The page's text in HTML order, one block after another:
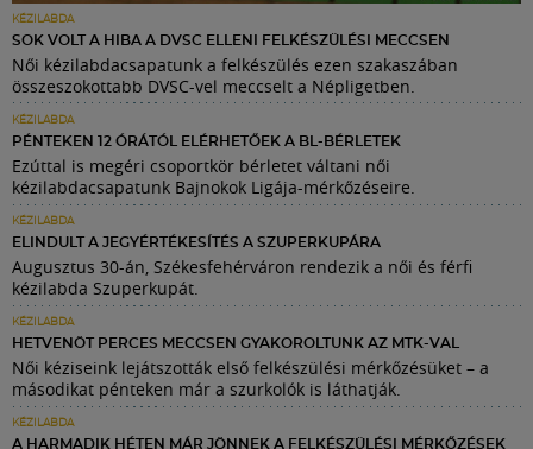
KÉZILABDA
SOK VOLT A HIBA A DVSC ELLENI FELKÉSZÜLÉSI MECCSEN
Női kézilabdacsapatunk a felkészülés ezen szakaszában
összeszokottabb DVSC-vel meccselt a Népligetben.
KÉZILABDA
PÉNTEKEN 12 ÓRÁTÓL ELÉRHETŐEK A BL-BÉRLETEK
Ezúttal is megéri csoportkör bérletet váltani női
kézilabdacsapatunk Bajnokok Ligája-mérkőzéseire.
KÉZILABDA
ELINDULT A JEGYÉRTÉKESÍTÉS A SZUPERKUPÁRA
Augusztus 30-án, Székesfehérváron rendezik a női és férfi
kézilabda Szuperkupát.
KÉZILABDA
HETVENÖT PERCES MECCSEN GYAKOROLTUNK AZ MTK-VAL
Női kéziseink lejátszották első felkészülési mérkőzésüket – a
másodikat pénteken már a szurkolók is láthatják.
KÉZILABDA
A HARMADIK HÉTEN MÁR JÖNNEK A FELKÉSZÜLÉSI MÉRKŐZÉSEK